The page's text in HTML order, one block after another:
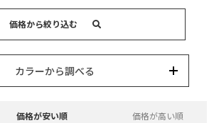
価格から絞り込む
カラーから調べる
価格が安い順 価格が高い順